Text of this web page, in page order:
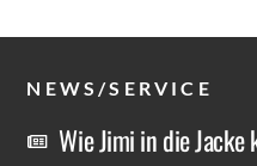
NEWS/SERVICE
Wie Jimi in die Jacke